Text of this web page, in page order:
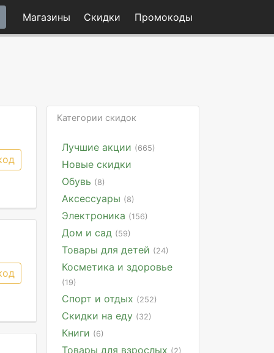
Магазины Скидки Промокоды
Категории скидок
Лучшие акции (665)
Новые скидки
Обувь (8)
Аксессуары (8)
Электроника (156)
Дом и сад (59)
Товары для детей (24)
Косметика и здоровье
(19)
Спорт и отдых (252)
Скидки на еду (32)
Книги (6)
Товары для взрослых (2)